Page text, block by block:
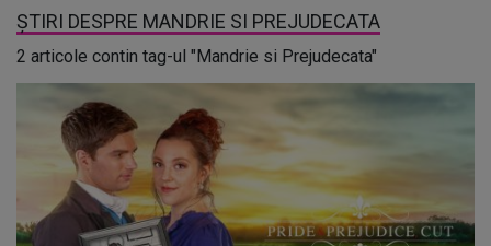
ȘTIRI DESPRE MANDRIE SI PREJUDECATA
2 articole contin tag-ul "Mandrie si Prejudecata"